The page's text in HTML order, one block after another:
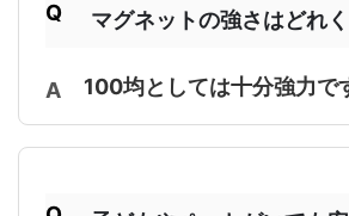
マグネットの強さはどれ
100均としては十分強力で